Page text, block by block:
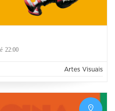
22:00
Artes Visuais